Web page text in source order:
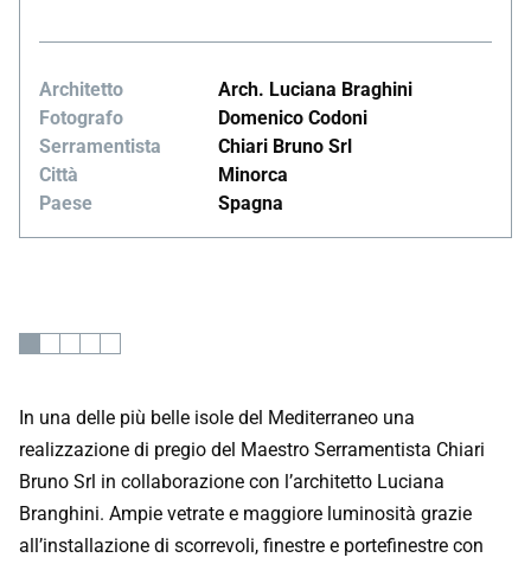
Architetto
Arch. Luciana Braghini
Fotografo
Domenico Codoni
Serramentista
Chiari Bruno Srl
Città
Minorca
Paese
Spagna
In una delle più belle isole del Mediterraneo una
realizzazione di pregio del Maestro Serramentista Chiari
Bruno Srl in collaborazione con l’architetto Luciana
Branghini. Ampie vetrate e maggiore luminosità grazie
all’installazione di scorrevoli, finestre e portefinestre con